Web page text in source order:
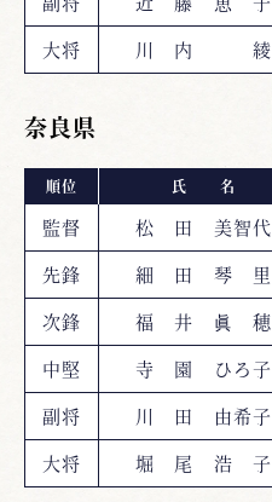
大将
川 内 綾
奈良県
順位 氏 名
監督 松 田 美智代
先鋒
細 田 琴 里
次鋒
福 井 眞 穂
中堅
寺 園 ひろ子
副将
川 田 由希子
大将
堀 尾 浩 子